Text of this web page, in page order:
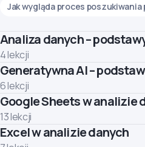
Jak wygląda proces poszukiwania
Analiza danych –
4 lekcji
W tym module dowiesz się, czym
wygląda praca analityka w
role, typowe problemy, z którymi
proces analityczny i zasady pracy
Lekcje
Definicja i znaczenie analizy
Generatywna AI –
6 lekcji
Naucz się korzystać z
skuteczny sposób.
Lekcje
Google Sheets w analizie
13 lekcji
W tym module zaczniemy pracę z
Excel w analizie danych